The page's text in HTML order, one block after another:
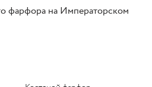
фарфора на Императорском